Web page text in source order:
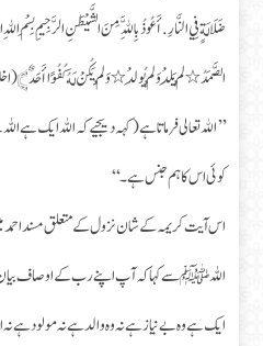
ضَلَالَةٍ فِي النَّارِ. أَعُوذُ بِاللَّهِ مِنَ الشَّيْطَنِ الرَّجِيمِ بِسْمِ
الصَّمَدُ٭ لَمْ يَلِدْ وَلَمْ يُولَدْ٭ وَلَمْ يَكُنْ لَهُ كُفُوًا أَحَدٌ﴾
’’الله تعالی فرماتا ہے (کہہ دیجیے کہ اللہ ایک ہے
کوئی اس کا ہم جنس ہے۔ ‘‘
اس آیت کریمہ کے شان نزول کے متعلق مسند
اللہﷺ سے کہا کہ آپ اپنے رب کے اوصاف بیان
ایک ہے وہ بے نیاز ہے نہ وه والد ہے نہ مولود